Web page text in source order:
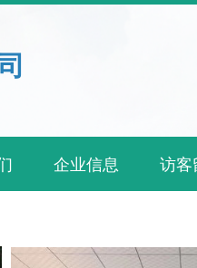
企业信息 访客